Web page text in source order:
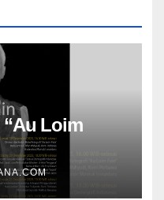
“Au Loim